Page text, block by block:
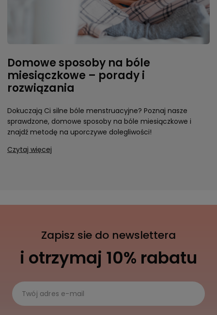
Domowe sposoby na bóle
miesiączkowe – porady i
rozwiązania
Dokuczają Ci silne bóle menstruacyjne? Poznaj nasze
sprawdzone, domowe sposoby na bóle miesiączkowe i
znajdź metodę na uporczywe dolegliwości!
Czytaj więcej
Zapisz sie do newslettera
i otrzymaj 10% rabatu
Twój adres e-mail